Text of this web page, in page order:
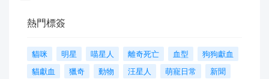
熱門標簽
貓咪 明星 喵星人 離奇死亡 血型
狗狗獻血
貓獻血
獵奇 動物 汪星人 萌寵日常
新聞